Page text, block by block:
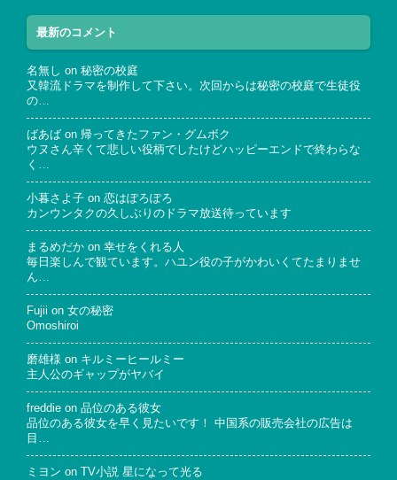
最新のコメント
名無し on 秘密の校庭
又韓流ドラマを制作して下さい。次回からは秘密の校庭で生徒役
の…
ばあば on 帰ってきたファン・グムボク
ウヌさん辛くて悲しい役柄でしたけどハッピーエンドで終わらな
く…
小暮さよ子 on 恋はぽろぽろ
カンウンタクの久しぶりのドラマ放送待っています
まるめだか on 幸せをくれる人
毎日楽しんで観ています。ハユン役の子がかわいくてたまりませ
ん…
Fujii on 女の秘密
Omoshiroi
磨雄様 on キルミーヒールミー
主人公のギャップがヤバイ
freddie on 品位のある彼女
品位のある彼女を早く見たいです！ 中国系の販売会社の広告は
目…
ミヨン on
TV小説 星になって光る